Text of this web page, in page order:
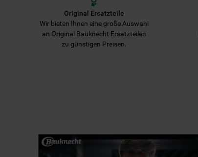
Original Ersatzteile
Wir bieten Ihnen eine große Auswahl
an Original Bauknecht Ersatzteilen
zu günstigen Preisen.